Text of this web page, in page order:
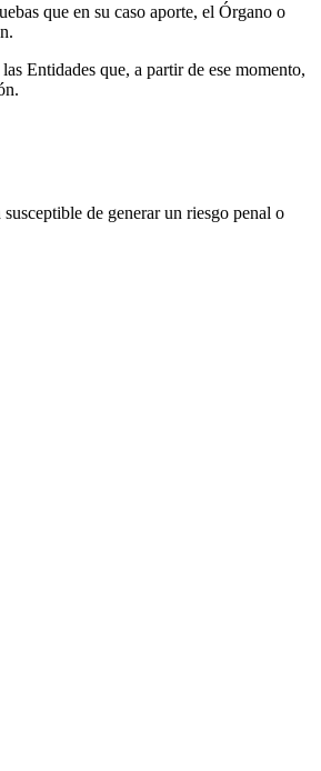
que en su caso aporte, el Órgano o
Entidades que, a partir de ese momento,
de generar un riesgo penal o